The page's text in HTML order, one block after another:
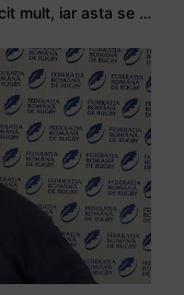
Stejarul Logan Weidner: Echipa a muncit mult, iar asta se va vedea în meciurile de la Nations Cup